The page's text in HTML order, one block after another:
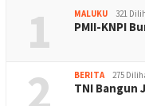
1 MALUKU 321
PMII-KNPI
2 BERITA 275
TNI Bangun